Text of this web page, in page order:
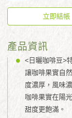
立即結帳
產品資訊
<日曬咖啡豆>
讓咖啡果實自
度濃厚，風味
咖啡果實在陽
甜度更飽滿。